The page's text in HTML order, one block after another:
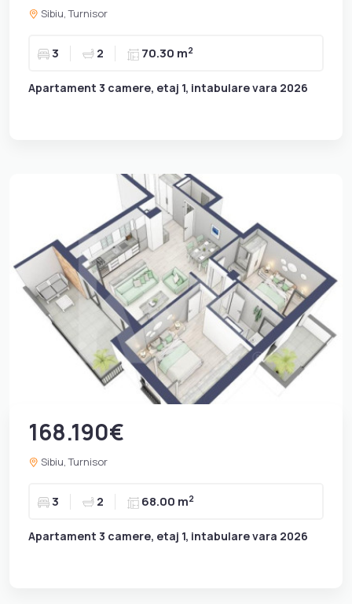
Sibiu, Turnisor
3 2 70.30 m2
Apartament 3 camere, etaj 1, intabulare vara 2026
168.190€
Sibiu, Turnisor
3 2 68.00 m2
Apartament 3 camere, etaj 1, intabulare vara 2026